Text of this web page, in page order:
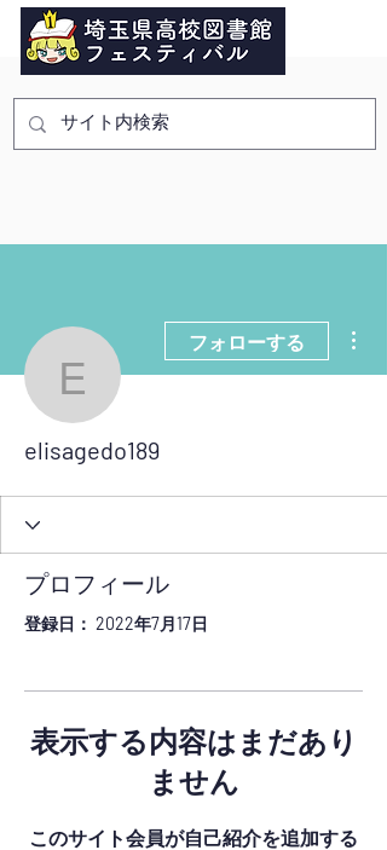
elisagedo189
フォローする
elisagedo189
プロフィール
登録日： 2022年7月17日
表示する内容はまだあり
ません
このサイト会員が自己紹介を追加する